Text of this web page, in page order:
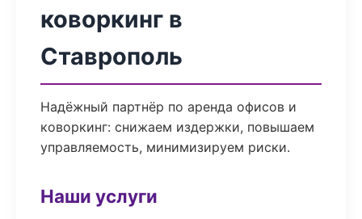
коворкинг в
Ставрополь
Надёжный партнёр по аренда офисов и
коворкинг: снижаем издержки, повышаем
управляемость, минимизируем риски.
Наши услуги